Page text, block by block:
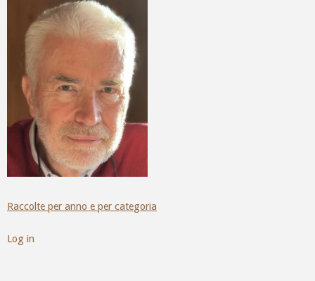
Raccolte per anno e per categoria
Log in